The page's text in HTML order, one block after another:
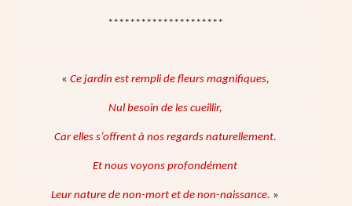
*********************
« Ce jardin est rempli de fleurs magnifiques,
Nul besoin de les cueillir,
Car elles s’offrent à nos regards naturellement.
Et nous voyons profondément
Leur nature de non-mort et de non-naissance. »